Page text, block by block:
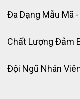
Đa Dạng Mẫu Mã
Chất Lượng Đảm
Đội Ngũ Nhân